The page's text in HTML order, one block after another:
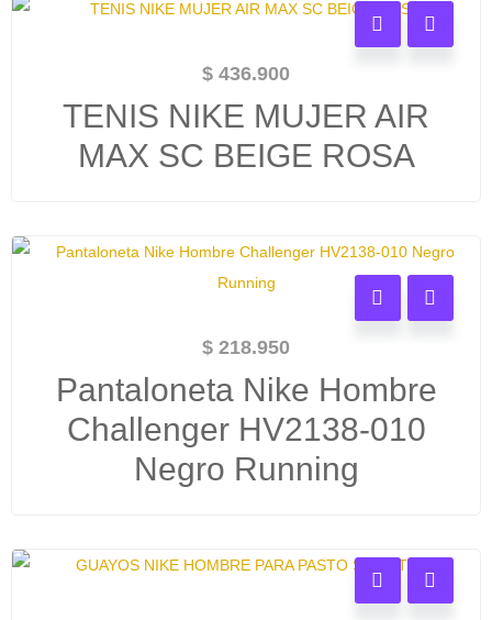
$ 436.900
TENIS NIKE MUJER AIR
MAX SC BEIGE ROSA
$ 218.950
Pantaloneta Nike Hombre
Challenger HV2138-010
Negro Running